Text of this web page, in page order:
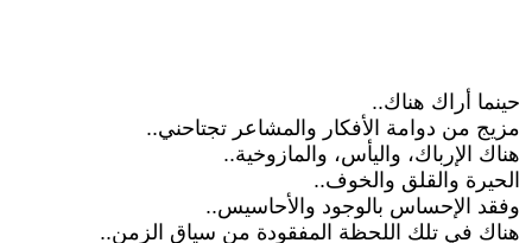
حينما أراك هناك..
مزيج من دوامة الأفكار والمشاعر تجتاحني..
هناك الإرباك، واليأس، والمازوخية..
الحيرة والقلق والخوف..
وفقد الإحساس بالوجود والأحاسيس..
هناك في تلك اللحظة المفقودة من سياق الزمن..